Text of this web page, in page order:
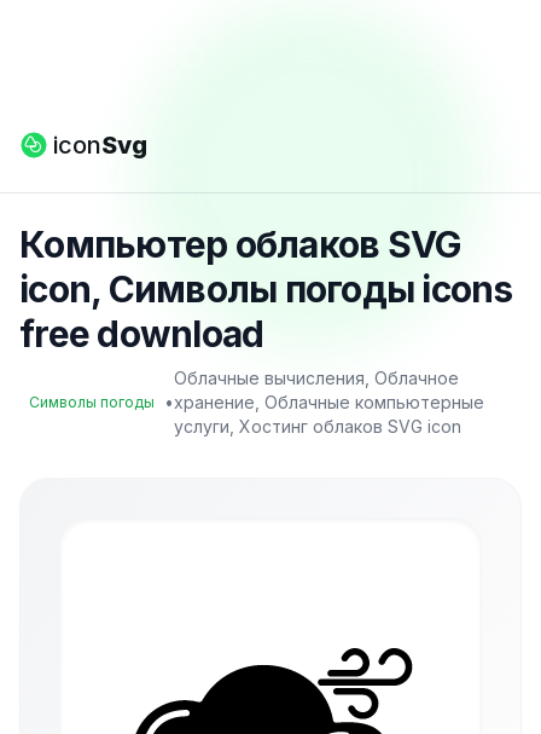
iconSvg
Компьютер облаков SVG
icon, Символы погоды icons
free download
Символы погоды •
Облачные вычисления, Облачное
хранение, Облачные компьютерные
услуги, Хостинг облаков SVG icon